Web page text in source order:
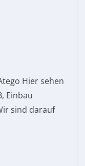
Hier sehen
Einbau
sind darauf